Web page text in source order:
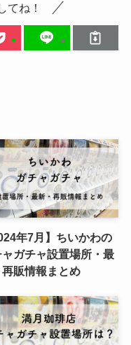
てね！
年7月】ちいかわの
ャガチャ設置場所・最
再販情報まとめ